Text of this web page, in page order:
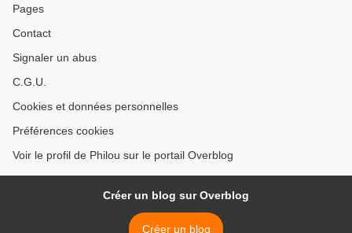
Pages
Contact
Signaler un abus
C.G.U.
Cookies et données personnelles
Préférences cookies
Voir le profil de Philou sur le portail Overblog
Créer un blog sur Overblog
Créer un blog